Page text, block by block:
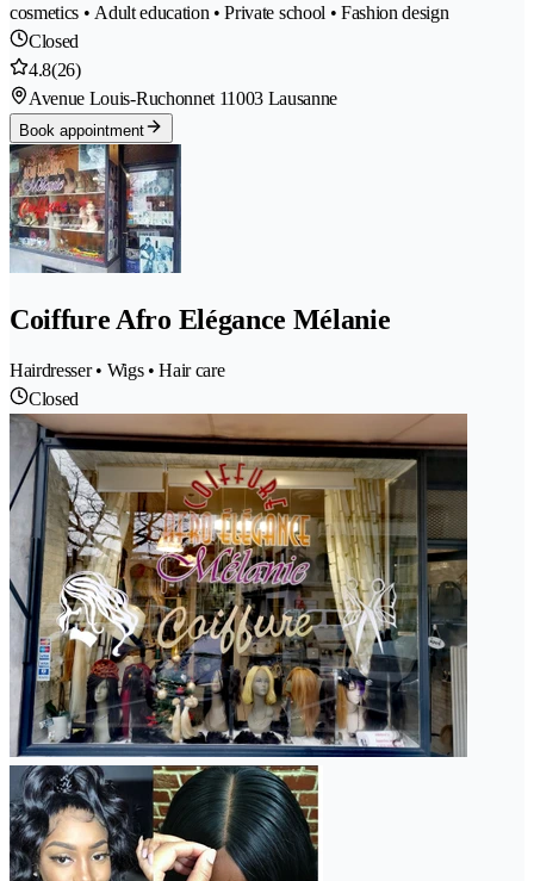
cosmetics • Adult education • Private school • Fashion design
Closed
4.8(26)
Avenue Louis-Ruchonnet 11003 Lausanne
Book appointment
Coiffure Afro Elégance Mélanie
Hairdresser • Wigs • Hair care
Closed